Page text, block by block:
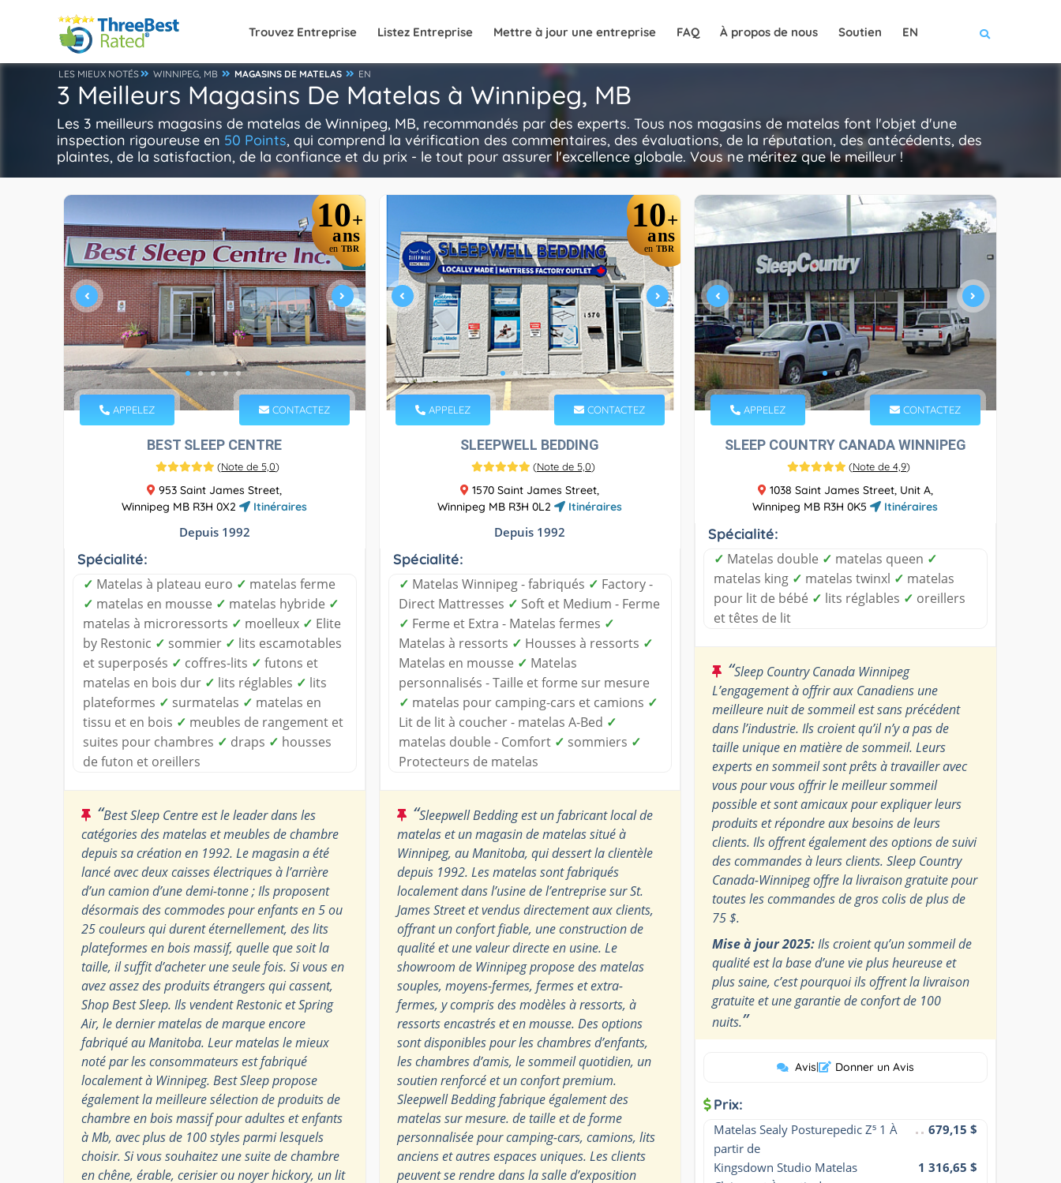
Trouvez Entreprise Listez Entreprise Mettre à jour une entreprise FAQ À propos de nous Soutien EN
LES MIEUX NOTÉS WINNIPEG, MB MAGASINS DE MATELAS EN
3 Meilleurs Magasins De Matelas à Winnipeg, MB
Les 3 meilleurs magasins de matelas de Winnipeg, MB, recommandés par des experts. Tous nos magasins de matelas font l'objet d'une
inspection rigoureuse en 50 Points, qui comprend la vérification des commentaires, des évaluations, de la réputation, des antécédents, des
plaintes, de la satisfaction, de la confiance et du prix - le tout pour assurer l'excellence globale. Vous ne méritez que le meilleur !
10+
ans
en TBR
APPELEZ CONTACTEZ
BEST SLEEP CENTRE
(Note de 5,0)
953 Saint James Street,
Winnipeg MB R3H 0X2
Itinéraires
Depuis 1992
Spécialité:
✓ Matelas à plateau euro ✓ matelas ferme
✓ matelas en mousse ✓ matelas hybride ✓
matelas à microressorts ✓ moelleux ✓ Elite
by Restonic ✓ sommier ✓ lits escamotables
et superposés ✓ coffres-lits ✓ futons et
matelas en bois dur ✓ lits réglables ✓ lits
plateformes ✓ surmatelas ✓ matelas en
tissu et en bois ✓ meubles de rangement et
suites pour chambres ✓ draps ✓ housses
de futon et oreillers
“Best Sleep Centre est le leader dans les
catégories des matelas et meubles de chambre
depuis sa création en 1992. Le magasin a été
lancé avec deux caisses électriques à l’arrière
d’un camion d’une demi-tonne ; Ils proposent
désormais des commodes pour enfants en 5 ou
25 couleurs qui durent éternellement, des lits
plateformes en bois massif, quelle que soit la
taille, il suffit d’acheter une seule fois. Si vous en
avez assez des produits étrangers qui cassent,
Shop Best Sleep. Ils vendent Restonic et Spring
Air, le dernier matelas de marque encore
fabriqué au Manitoba. Leur matelas le mieux
noté par les consommateurs est fabriqué
localement à Winnipeg. Best Sleep propose
également la meilleure sélection de produits de
chambre en bois massif pour adultes et enfants
à Mb, avec plus de 100 styles parmi lesquels
choisir. Si vous souhaitez une suite de chambre
en chêne, érable, cerisier ou noyer hickory, un lit
10+
ans
en TBR
APPELEZ CONTACTEZ
SLEEPWELL BEDDING
(Note de 5,0)
1570 Saint James Street,
Winnipeg MB R3H 0L2
Itinéraires
Depuis 1992
Spécialité:
✓ Matelas Winnipeg - fabriqués ✓ Factory -
Direct Mattresses ✓ Soft et Medium - Ferme
✓ Ferme et Extra - Matelas fermes ✓
Matelas à ressorts ✓ Housses à ressorts ✓
Matelas en mousse ✓ Matelas
personnalisés - Taille et forme sur mesure
✓ matelas pour camping-cars et camions ✓
Lit de lit à coucher - matelas A-Bed ✓
matelas double - Comfort ✓ sommiers ✓
Protecteurs de matelas
“Sleepwell Bedding est un fabricant local de
matelas et un magasin de matelas situé à
Winnipeg, au Manitoba, qui dessert la clientèle
depuis 1992. Les matelas sont fabriqués
localement dans l’usine de l’entreprise sur St.
James Street et vendus directement aux clients,
offrant un confort fiable, une construction de
qualité et une valeur directe en usine. Le
showroom de Winnipeg propose des matelas
souples, moyens-fermes, fermes et extra-
fermes, y compris des modèles à ressorts, à
ressorts encastrés et en mousse. Des options
sont disponibles pour les chambres d’enfants,
les chambres d’amis, le sommeil quotidien, un
soutien renforcé et un confort premium.
Sleepwell Bedding fabrique également des
matelas sur mesure. de taille et de forme
personnalisée pour camping-cars, camions, lits
anciens et autres espaces uniques. Les clients
peuvent se rendre dans la salle d’exposition
APPELEZ CONTACTEZ
SLEEP COUNTRY CANADA WINNIPEG
(Note de 4,9)
1038 Saint James Street, Unit A,
Winnipeg MB R3H 0K5
Itinéraires
Spécialité:
✓ Matelas double ✓ matelas queen ✓
matelas king ✓ matelas twinxl ✓ matelas
pour lit de bébé ✓ lits réglables ✓ oreillers
et têtes de lit
“Sleep Country Canada Winnipeg
L’engagement à offrir aux Canadiens une
meilleure nuit de sommeil est sans précédent
dans l’industrie. Ils croient qu’il n’y a pas de
taille unique en matière de sommeil. Leurs
experts en sommeil sont prêts à travailler avec
vous pour vous offrir le meilleur sommeil
possible et sont amicaux pour expliquer leurs
produits et répondre aux besoins de leurs
clients. Ils offrent également des options de suivi
des commandes à leurs clients. Sleep Country
Canada-Winnipeg offre la livraison gratuite pour
toutes les commandes de gros colis de plus de
75 $.
Mise à jour 2025:Ils croient qu’un sommeil de
qualité est la base d’une vie plus heureuse et
plus saine, c’est pourquoi ils offrent la livraison
gratuite et une garantie de confort de 100
nuits.”
Avis| Donner un Avis
Prix:
Matelas Sealy Posturepedic Z⁵ 1 À
partir de
679,15 $
Kingsdown Studio Matelas
1 316,65 $